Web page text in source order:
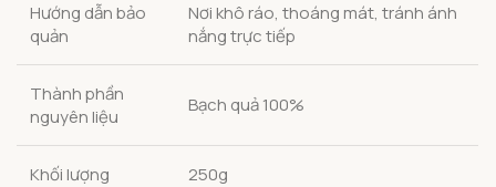
Hướng dẫn bảo
quản
Nơi khô ráo, thoáng mát, tránh ánh
nắng trực tiếp
Thành phần
nguyên liệu
Bạch quả 100%
Khối lượng 250g